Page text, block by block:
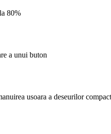
80%
a unui buton
usoara a deseurilor